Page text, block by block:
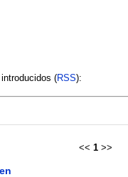
(RSS):
<< 1 >>